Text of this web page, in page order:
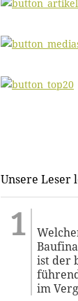
Unsere Leser
ist der
im